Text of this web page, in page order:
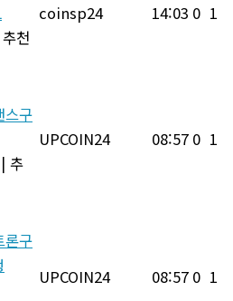
추천
coinsp24 14:03 0 1
스구
| 추
UPCOIN24 08:57 0 1
론구
UPCOIN24 08:57 0 1